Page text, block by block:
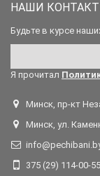
НАШИ
Будьте в курсе
Я прочитал
Минск, пр-кт
Минск, ул.
375 (29) 114-00-55